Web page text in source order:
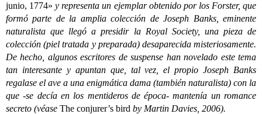
junio, 1774» y representa un ejemplar obtenido por los Forster, que
formó parte de la amplia colección de Joseph Banks, eminente
naturalista que llegó a presidir la Royal Society, una pieza de
colección (piel tratada y preparada) desaparecida misteriosamente.
De hecho, algunos escritores de suspense han novelado este tema
tan interesante y apuntan que, tal vez, el propio Joseph Banks
regalase el ave a una enigmática dama (también naturalista) con la
que -se decía en los mentideros de época- mantenía un romance
secreto (véase The conjurer’s bird by Martin Davies, 2006).